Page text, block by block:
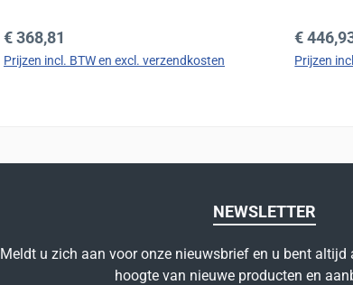
Normale prijs:
€ 368,81
Prijzen incl. BTW en excl. verzendkosten
Normale
€
Prijzen
NEWSLETTER
Meldt u zich aan voor onze nieuwsbrief en u bent altijd
hoogte van nieuwe producten en